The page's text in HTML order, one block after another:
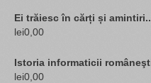
Ei trăiesc în cărți și
lei0,00
Istoria informaticii
lei0,00